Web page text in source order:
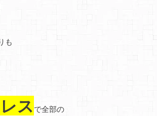
も
ス で全部の